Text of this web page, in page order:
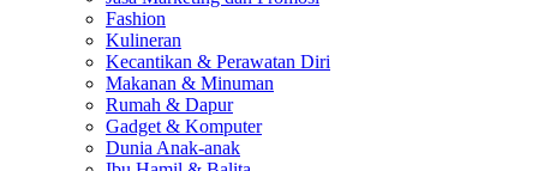
Fashion
Kulineran
Kecantikan & Perawatan Diri
Makanan & Minuman
Rumah & Dapur
Gadget & Komputer
Dunia Anak-anak